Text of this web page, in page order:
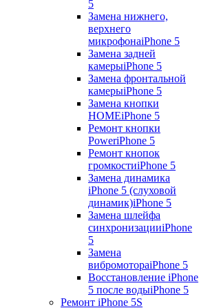
5
Замена нижнего,
верхнего
микрофонаiPhone 5
Замена задней
камерыiPhone 5
Замена фронтальной
камерыiPhone 5
Замена кнопки
HOMEiPhone 5
Ремонт кнопки
PoweriPhone 5
Ремонт кнопок
громкостиiPhone 5
Замена динамика
iPhone 5 (слуховой
динамик)iPhone 5
Замена шлейфа
синхронизацииiPhone
5
Замена
вибромотораiPhone 5
Восстановление iPhone
5 после водыiPhone 5
Ремонт iPhone 5S